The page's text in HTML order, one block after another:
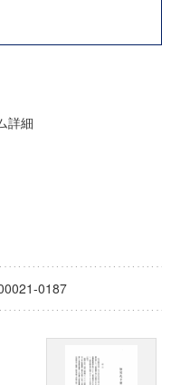
ュート
ラム「超成熟社会発展のサ
詳細
0187